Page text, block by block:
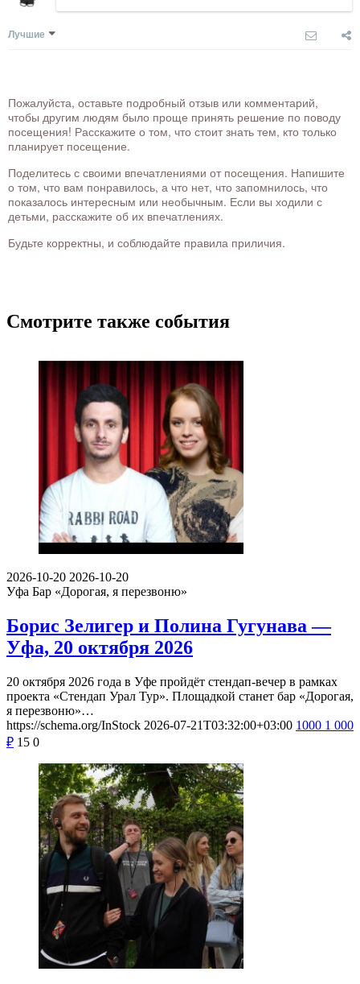
Лучшие
Пожалуйста, оставьте подробный отзыв или комментарий,
чтобы другим людям было проще принять решение по поводу
посещения! Расскажите о том, что стоит знать тем, кто только
планирует посещение.
Поделитесь с своими впечатлениями от посещения. Напишите
о том, что вам понравилось, а что нет, что запомнилось, что
показалось интересным или необычным. Если вы ходили с
детьми, расскажите об их впечатлениях.
Будьте корректны, и соблюдайте правила приличия.
Смотрите также события
2026-10-20 2026-10-20
Уфа Бар «Дорогая, я перезвоню»
Борис Зелигер и Полина Гугунава —
Уфа, 20 октября 2026
20 октября 2026 года в Уфе пройдёт стендап-вечер в рамках
проекта «Стендап Урал Тур». Площадкой станет бар «Дорогая,
я перезвоню»…
https://schema.org/InStock 2026-07-21T03:32:00+03:00 1000 1 000
₽ 15 0